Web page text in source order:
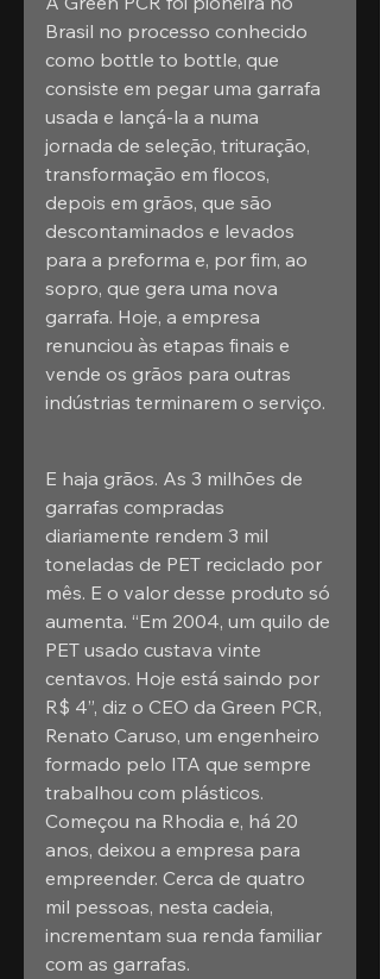
Brasil no processo conhecido
como bottle to bottle, que
consiste em pegar uma garrafa
usada e lançá-la a numa
jornada de seleção, trituração,
transformação em flocos,
depois em grãos, que são
descontaminados e levados
para a preforma e, por fim, ao
sopro, que gera uma nova
garrafa. Hoje, a empresa
renunciou às etapas finais e
vende os grãos para outras
indústrias terminarem o serviço.
E haja grãos. As 3 milhões de
garrafas compradas
diariamente rendem 3 mil
toneladas de PET reciclado por
mês. E o valor desse produto só
aumenta. “Em 2004, um quilo de
PET usado custava vinte
centavos. Hoje está saindo por
R$ 4”, diz o CEO da Green PCR,
Renato Caruso, um engenheiro
formado pelo ITA que sempre
trabalhou com plásticos.
Começou na Rhodia e, há 20
anos, deixou a empresa para
empreender. Cerca de quatro
mil pessoas, nesta cadeia,
incrementam sua renda familiar
com as garrafas.